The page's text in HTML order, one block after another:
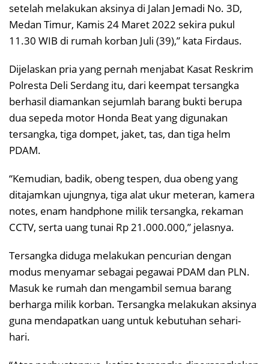
setelah melakukan aksinya di Jalan Jemadi No. 3D,
Medan Timur, Kamis 24 Maret 2022 sekira pukul
11.30 WIB di rumah korban Juli (39),” kata Firdaus.
Dijelaskan pria yang pernah menjabat Kasat Reskrim
Polresta Deli Serdang itu, dari keempat tersangka
berhasil diamankan sejumlah barang bukti berupa
dua sepeda motor Honda Beat yang digunakan
tersangka, tiga dompet, jaket, tas, dan tiga helm
PDAM.
“Kemudian, badik, obeng tespen, dua obeng yang
ditajamkan ujungnya, tiga alat ukur meteran, kamera
notes, enam handphone milik tersangka, rekaman
CCTV, serta uang tunai Rp 21.000.000,” jelasnya.
Tersangka diduga melakukan pencurian dengan
modus menyamar sebagai pegawai PDAM dan PLN.
Masuk ke rumah dan mengambil semua barang
berharga milik korban. Tersangka melakukan aksinya
guna mendapatkan uang untuk kebutuhan sehari-
hari.